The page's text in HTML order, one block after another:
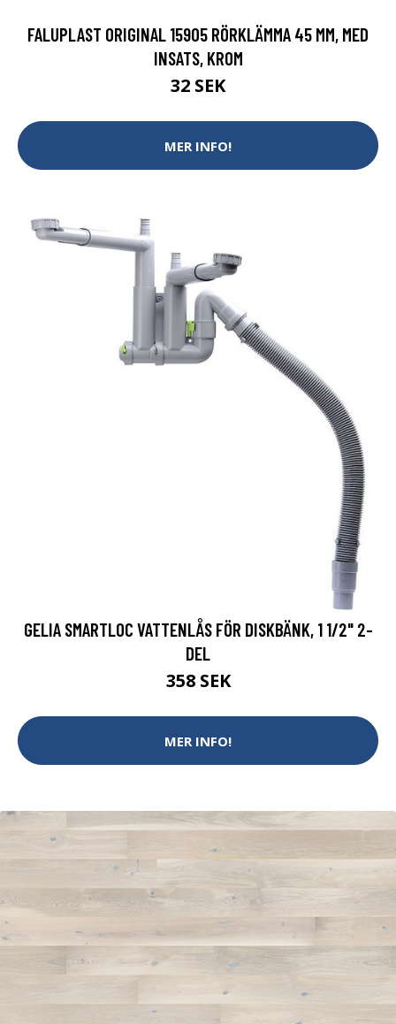
FALUPLAST ORIGINAL 15905 RÖRKLÄMMA 45 MM, MED
INSATS, KROM
32 SEK
MER INFO!
GELIA SMARTLOC VATTENLÅS FÖR DISKBÄNK, 1 1/2" 2-
DEL
358 SEK
MER INFO!